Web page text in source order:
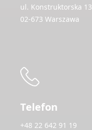
ul. Konstruktorska 13
02-673 Warszawa
Telefon
+48 22 642 91 19